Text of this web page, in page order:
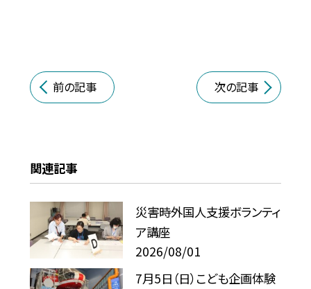
前の記事 次の記事
関連記事
災害時外国人支援ボランティ
ア講座
2026/08/01
7月5日（日）こども企画体験